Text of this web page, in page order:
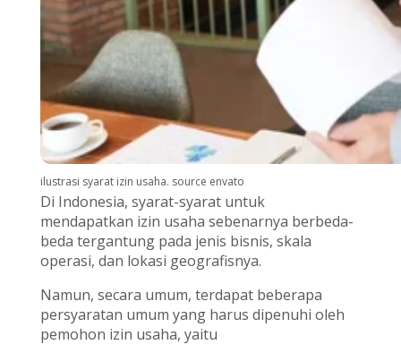
ilustrasi syarat izin usaha. source envato
Di Indonesia, syarat-syarat untuk
mendapatkan izin usaha sebenarnya berbeda-
beda tergantung pada jenis bisnis, skala
operasi, dan lokasi geografisnya.
Namun, secara umum, terdapat beberapa
persyaratan umum yang harus dipenuhi oleh
pemohon izin usaha, yaitu